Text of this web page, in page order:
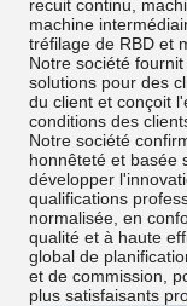
recuit continu,
machine
tréfilage de RBD et
Notre société
solutions pour des
du client et conçoit
conditions des
Notre société
honnêteté et basée
développer
qualifications
normalisée, en
qualité et à haute
global de
et de commission,
plus satisfaisants